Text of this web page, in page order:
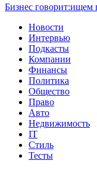
Бизнес говорит:ищем
Новости
Интервью
Подкасты
Компании
Финансы
Политика
Общество
Право
Авто
Недвижимость
IT
Стиль
Тесты